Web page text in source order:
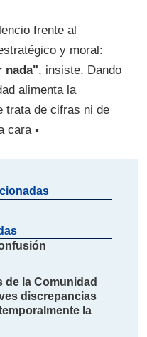
frente al
y moral:
nada", insiste. Dando
alimenta la
trata de cifras ni de
cara ▪
de la Comunidad
discrepancias
la